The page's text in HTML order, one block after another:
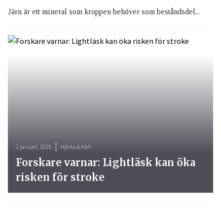
Järn är ett mineral som kroppen behöver som beståndsdel...
2 januari, 2025 Hjärta & Kärl
Forskare varnar: Lightläsk kan öka
risken för stroke